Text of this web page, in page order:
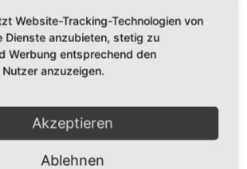
In den Warenkorb
FÜR D
– K
Website-Tracking-Technologien von
Dienste anzubieten, stetig zu
Werbung entsprechend den
anzuzeigen.
Akzeptieren
Ablehnen